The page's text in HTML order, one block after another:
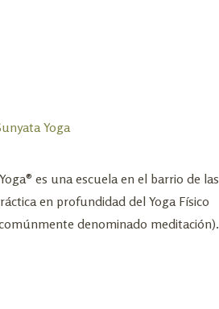
es una escuela en el barrio de las
en profundidad del Yoga Físico
denominado meditación).